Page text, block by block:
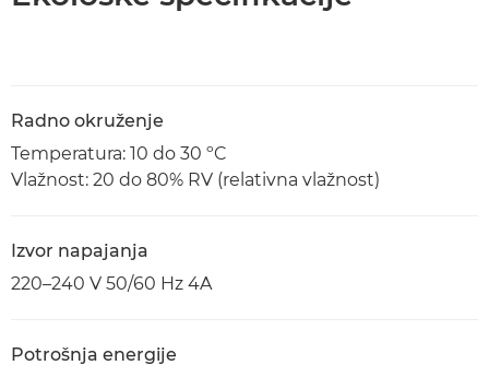
Radno okruženje
Temperatura: 10 do 30 ºC
Vlažnost: 20 do 80% RV (relativna vlažnost)
Izvor napajanja
220–240 V 50/60 Hz 4A
Potrošnja energije